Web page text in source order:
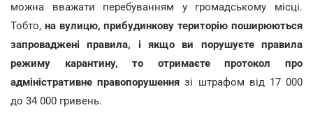
можна вважати перебуванням у громадському місці.
Тобто, на вулицю, прибудинкову територію поширюються
запроваджені правила, і якщо ви порушуєте правила
режиму карантину, то отримаєте протокол про
адміністративне правопорушення зі штрафом від 17 000
до 34 000 гривень.